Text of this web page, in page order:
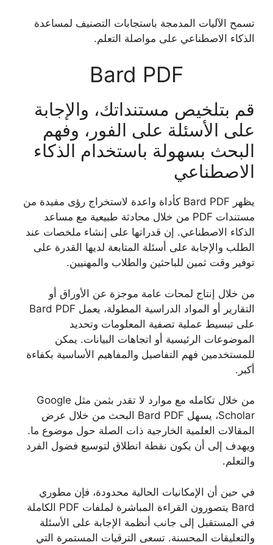
تسمح الآليات المدمجة باستجابات التصنيف لمساعدة
الذكاء الاصطناعي على مواصلة التعلم.
Bard PDF
قم بتلخيص مستنداتك، والإجابة
على الأسئلة على الفور، وفهم
البحث بسهولة باستخدام الذكاء
الاصطناعي
يظهر Bard PDF كأداة واعدة لاستخراج رؤى مفيدة من
مستندات PDF من خلال محادثة طبيعية مع مساعد
الذكاء الاصطناعي. إن قدراتها على إنشاء ملخصات عند
الطلب والإجابة على أسئلة المتابعة لديها القدرة على
توفير وقت ثمين للباحثين والطلاب والمهنيين.
من خلال إنتاج لمحات عامة موجزة عن الأوراق أو
التقارير أو المواد الدراسية المطولة، يعمل Bard PDF
على تبسيط عملية تصفية المعلومات وتحديد
الموضوعات الرئيسية أو اتجاهات البيانات. يمكن
للمستخدمين فهم التفاصيل والمفاهيم الأساسية بكفاءة
أكبر.
من خلال تكامله مع موارد لا تقدر بثمن مثل Google
Scholar، يسهل Bard PDF البحث من خلال عرض
المقالات العلمية الخارجية ذات الصلة حول موضوع ما.
ويهدف إلى أن يكون نقطة انطلاق لتوسيع فضول الفرد
والتعلم.
في حين أن الإمكانيات الحالية محدودة، فإن مطوري
Bard يتصورون القراءة المباشرة لملفات PDF الكاملة
في المستقبل إلى جانب أنظمة الإجابة على الأسئلة
والتعليقات المحسنة. تسعى الترقيات المستمرة التي